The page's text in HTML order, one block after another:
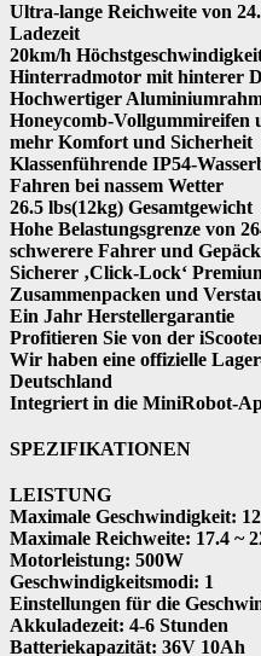
Ultra-lange Reichweite von
Ladezeit
20km/h
Hinterradmotor mit hinterer
Hochwertiger
Honeycomb-Vollgummireifen
mehr Komfort und Sicherheit
Klassenführende IP54-
Fahren bei nassem Wetter
26.5 lbs(12kg) Gesamtgewicht
Hohe Belastungsgrenze von
schwerere Fahrer und Gepäck
Sicherer ‚Click-Lock‘
Zusammenpacken und
Ein Jahr Herstellergarantie
Profitieren Sie von der
Wir haben eine offizielle
Deutschland
Integriert in die MiniRobot-
SPEZIFIKATIONEN
LEISTUNG
Maximale Geschwindigkeit:
Maximale Reichweite: 17.4 ~
Motorleistung: 500W
Geschwindigkeitsmodi: 1
Einstellungen für die
Akkuladezeit: 4-6 Stunden
Batteriekapazität: 36V 10Ah